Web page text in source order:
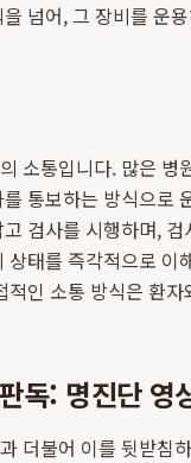
넘어, 그 장비를 운
소통입니다. 많은
통보하는 방식으
검사를 시행하며,
태를 즉각적으로
인 소통 방식은 환
독: 명진단 영
더불어 이를 뒷받침